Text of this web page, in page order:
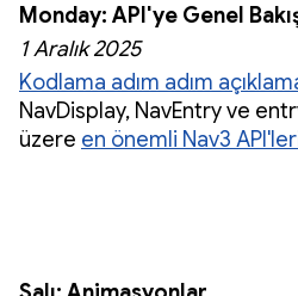
Monday: API'ye Genel
1 Aralık 2025
Kodlama adım adım
NavDisplay, NavEntry ve
üzere en önemli Nav3